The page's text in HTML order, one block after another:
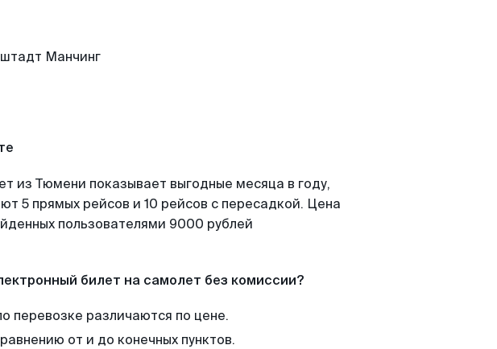
из Тюмени показывает выгодные месяца в году,
5 прямых рейсов и 10 рейсов с пересадкой. Цена
пользователями 9000 рублей
билет на самолет без комиссии?
перевозке различаются по цене.
от и до конечных пунктов.